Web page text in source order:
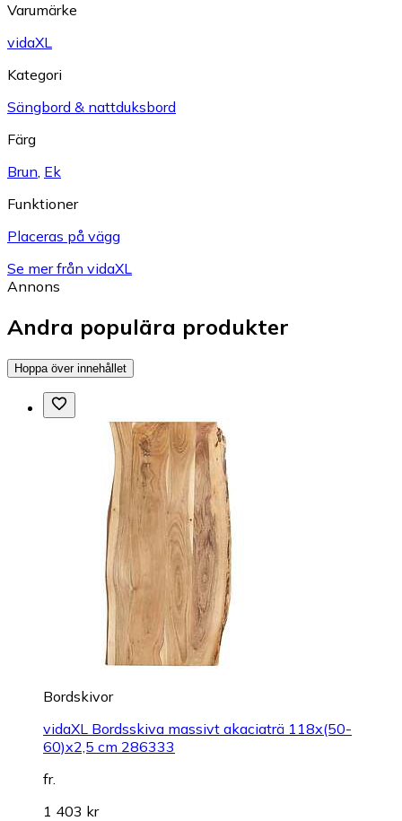
Varumärke
vidaXL
Kategori
Sängbord & nattduksbord
Färg
Brun Ek
Funktioner
Placeras på vägg
Se mer från vidaXL
Annons
Andra populära produkter
Hoppa över innehållet
Bordskivor
vidaXL Bordsskiva massivt akaciaträ 118x(50-
60)x2,5 cm 286333
fr.
1 403 kr